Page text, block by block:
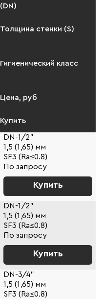
(DN)
Толщина стенки (S)
Гигиенический класс
Цена, руб
Купить
DN-1/2"
1,5 (1,65) мм
SF3 (Ra≤0.8)
По запросу
Купить
DN-1/2"
1,5 (1,65) мм
SF3 (Ra≤0.8)
По запросу
Купить
DN-3/4"
1,5 (1,65) мм
SF3 (Ra≤0.8)